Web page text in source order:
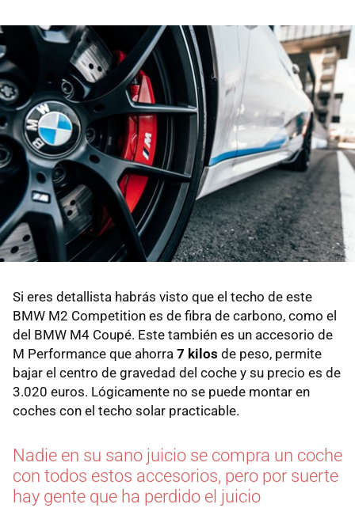
Si eres detallista habrás visto que el techo de este
BMW M2 Competition es de fibra de carbono, como el
del BMW M4 Coupé. Este también es un accesorio de
M Performance que ahorra 7 kilos de peso, permite
bajar el centro de gravedad del coche y su precio es de
3.020 euros. Lógicamente no se puede montar en
coches con el techo solar practicable.
Nadie en su sano juicio se compra un coche
con todos estos accesorios, pero por suerte
hay gente que ha perdido el juicio